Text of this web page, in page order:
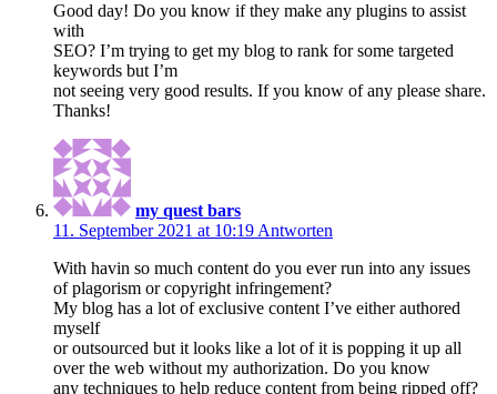
Good day! Do you know if they make any plugins to assist
with
SEO? I’m trying to get my blog to rank for some targeted
keywords but I’m
not seeing very good results. If you know of any please share.
Thanks!
my quest bars
11. September 2021 at 10:19 Antworten
With havin so much content do you ever run into any issues
of plagorism or copyright infringement?
My blog has a lot of exclusive content I’ve either authored
myself
or outsourced but it looks like a lot of it is popping it up all
over the web without my authorization. Do you know
any techniques to help reduce content from being ripped off?